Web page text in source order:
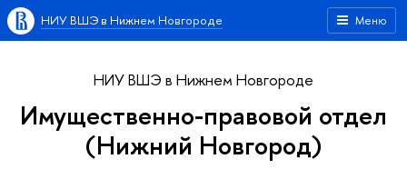
Меню
НИУ ВШЭ в Нижнем Новгороде
НИУ ВШЭ в Нижнем Новгороде
Имущественно-правовой отдел
(Нижний Новгород)